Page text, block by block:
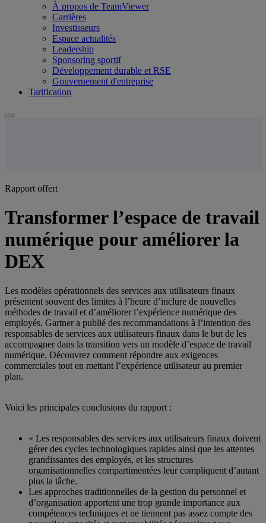
À propos de TeamViewer
Carrières
Investisseurs
Espace actualités
Leadership
Sponsoring sportif
Développement durable et RSE
Gouvernement d'entreprise
Tarification
Rapport offert
Transformer l’espace de travail
numérique pour améliorer la
DEX
Les modèles opérationnels des services aux utilisateurs finaux
présentent souvent des limites à l’heure d’inclure de nouvelles
méthodes de travail et d’améliorer l’expérience numérique des
employés. Gartner a publié des recommandations à l’intention des
responsables de services aux utilisateurs finaux dans le but de les
accompagner dans la transition vers un modèle d’espace de travail
numérique. Découvrez comment répondre aux exigences
commerciales tout en mettant l’expérience utilisateur au premier
plan.
Voici les principales conclusions du rapport :
« Les responsables des services aux utilisateurs finaux doivent
gérer des cycles technologiques rapides ainsi que les attentes
grandissantes des employés, et les structures
organisationnelles compartimentées leur compliquent d’autant
plus la tâche.
Les approches traditionnelles de la gestion du personnel et
d’organisation apportent une trop grande importance aux
compétences techniques et ne tiennent pas assez compte des